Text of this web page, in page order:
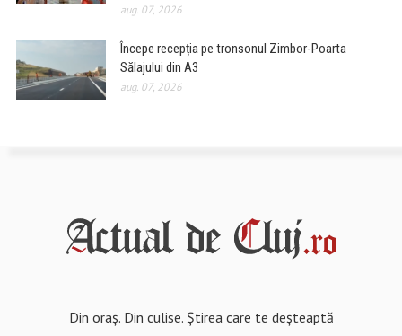
aug. 07, 2026
Începe recepția pe tronsonul Zimbor-Poarta
Sălajului din A3
aug. 07, 2026
Din oraș. Din culise. Știrea care te deșteaptă